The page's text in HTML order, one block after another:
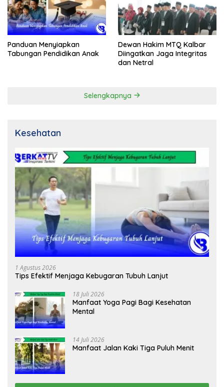
Panduan Menyiapkan
Tabungan Pendidikan Anak
Dewan Hakim MTQ Kalbar
Diingatkan Jaga Integritas
dan Netral
Selengkapnya
Kesehatan
1 Agustus 2026
Tips Efektif Menjaga Kebugaran Tubuh Lanjut
18 Juli 2026
Manfaat Yoga Pagi Bagi Kesehatan
Mental
14 Juli 2026
Manfaat Jalan Kaki Tiga Puluh Menit